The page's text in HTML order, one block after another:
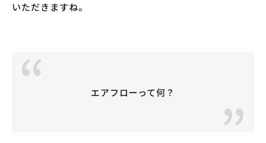
いただきますね。
エアフローって何？